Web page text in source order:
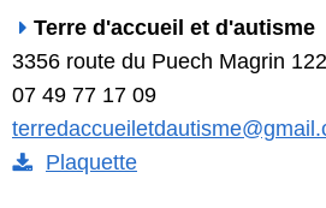
Terre d'accueil et d'autisme
3356 route du Puech Magrin
07 49 77 17 09
Plaquette